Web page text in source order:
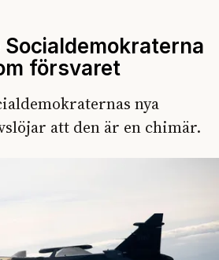
Socialdemokraterna
försvaret
nya
att den är en chimär.